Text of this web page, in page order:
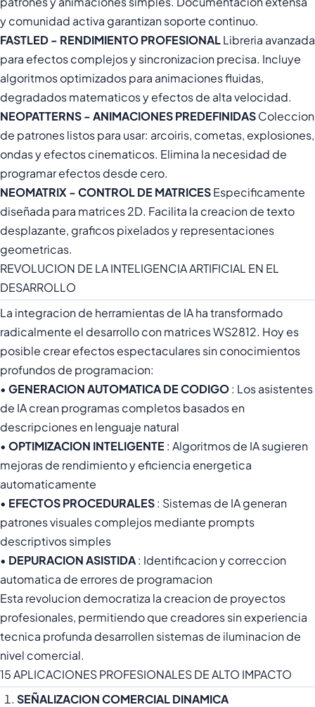
y comunidad activa garantizan soporte continuo.
FASTLED - RENDIMIENTO PROFESIONALLibreria avanzada
para efectos complejos y sincronizacion precisa. Incluye
algoritmos optimizados para animaciones fluidas,
degradados matematicos y efectos de alta velocidad.
NEOPATTERNS - ANIMACIONES PREDEFINIDASColeccion
de patrones listos para usar: arcoiris, cometas, explosiones,
ondas y efectos cinematicos. Elimina la necesidad de
programar efectos desde cero.
NEOMATRIX - CONTROL DE MATRICESEspecificamente
diseñada para matrices 2D. Facilita la creacion de texto
desplazante, graficos pixelados y representaciones
geometricas.
REVOLUCION DE LA INTELIGENCIA ARTIFICIAL EN EL
DESARROLLO
La integracion de herramientas de IA ha transformado
radicalmente el desarrollo con matrices WS2812. Hoy es
posible crear efectos espectaculares sin conocimientos
profundos de programacion:
• GENERACION AUTOMATICA DE CODIGO: Los asistentes
de IA crean programas completos basados en
descripciones en lenguaje natural
• OPTIMIZACION INTELIGENTE : Algoritmos de IA sugieren
mejoras de rendimiento y eficiencia energetica
automaticamente
• EFECTOS PROCEDURALES: Sistemas de IA generan
patrones visuales complejos mediante prompts
descriptivos simples
• DEPURACION ASISTIDA: Identificacion y correccion
automatica de errores de programacion
Esta revolucion democratiza la creacion de proyectos
profesionales, permitiendo que creadores sin experiencia
tecnica profunda desarrollen sistemas de iluminacion de
nivel comercial.
15 APLICACIONES PROFESIONALES DE ALTO IMPACTO
SEÑALIZACION COMERCIAL DINAMICA